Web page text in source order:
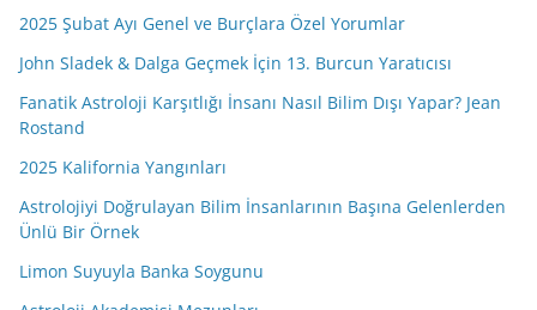
2025 Şubat Ayı Genel ve Burçlara Özel Yorumlar
John Sladek & Dalga Geçmek İçin 13. Burcun Yaratıcısı
Fanatik Astroloji Karşıtlığı İnsanı Nasıl Bilim Dışı Yapar? Jean
Rostand
2025 Kalifornia Yangınları
Astrolojiyi Doğrulayan Bilim İnsanlarının Başına Gelenlerden
Ünlü Bir Örnek
Limon Suyuyla Banka Soygunu